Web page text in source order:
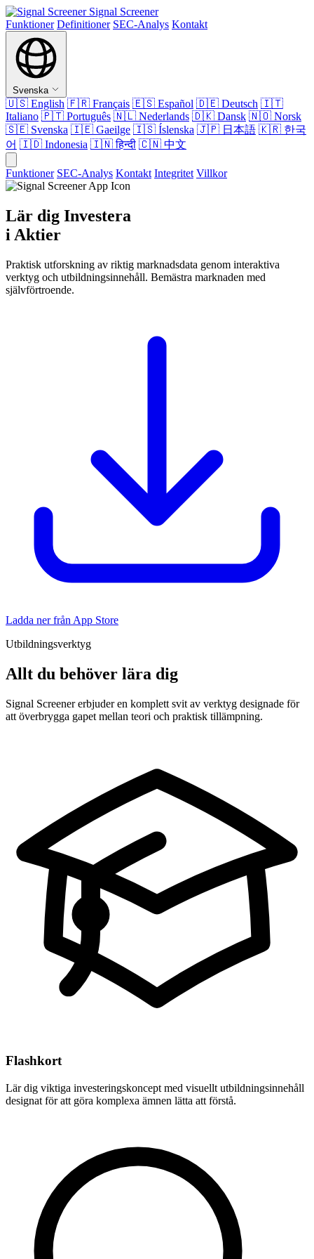
Signal Screener
Funktioner Definitioner SEC-Analys Kontakt
Svenska
🇺🇸 English 🇫🇷 Français 🇪🇸 Español 🇩🇪 Deutsch 🇮🇹
Italiano 🇵🇹 Português 🇳🇱 Nederlands 🇩🇰 Dansk 🇳🇴 Norsk
🇸🇪 Svenska 🇮🇪 Gaeilge 🇮🇸 Íslenska 🇯🇵 日本語 🇰🇷 한국
어 🇮🇩 Indonesia 🇮🇳हिन्दी 🇨🇳 中文
Funktioner SEC-Analys Kontakt Integritet Villkor
Lär dig Investera
i Aktier
Praktisk utforskning av riktig marknadsdata genom interaktiva
verktyg och utbildningsinnehåll. Bemästra marknaden med
självförtroende.
Ladda ner från App Store
Utbildningsverktyg
Allt du behöver lära dig
Signal Screener erbjuder en komplett svit av verktyg designade för
att överbrygga gapet mellan teori och praktisk tillämpning.
Flashkort
Lär dig viktiga investeringskoncept med visuellt utbildningsinnehåll
designat för att göra komplexa ämnen lätta att förstå.